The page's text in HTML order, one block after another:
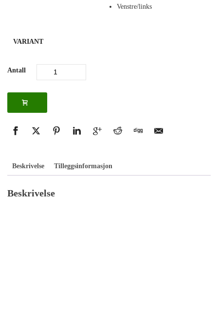
Venstre/links
VARIANT
Antall
Beskrivelse Tilleggsinformasjon
Beskrivelse